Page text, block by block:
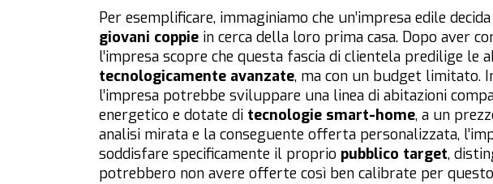
Per esemplificare, immaginiamo che un’impresa edile
giovani coppie in cerca della loro prima casa. Dopo aver
l’impresa scopre che questa fascia di clientela predilige le
tecnologicamente avanzate, ma con un budget limitato.
l’impresa potrebbe sviluppare una linea di abitazioni
energetico e dotate di tecnologie smart-home, a un
analisi mirata e la conseguente offerta personalizzata,
soddisfare specificamente il proprio pubblico target,
potrebbero non avere offerte così ben calibrate per